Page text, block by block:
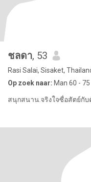
ชลดา, 53
Rasi Salai, Sisaket,
Op zoek naar: Man 60 - 75
สนุกสนาน.จริงใจซื่อสัตย์กับ